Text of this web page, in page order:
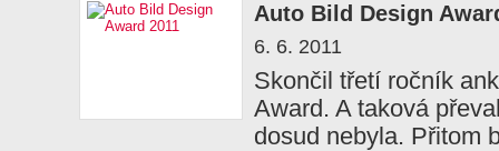
Auto Bild Design
6. 6. 2011
Skončil třetí ročník
Award. A taková
dosud nebyla. Přitom